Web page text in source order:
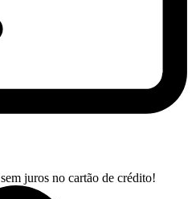
sem juros no cartão de crédito!